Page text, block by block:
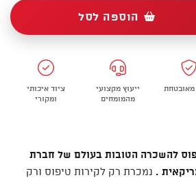
הוספה לסל
מאובטחת
ייעוץ מקצועי
מהמומחים
ציוד איכותי
ומקורי
להשכרה הטובות בעולם של חברת
נמכרת רק לקירות טיפוס ורק